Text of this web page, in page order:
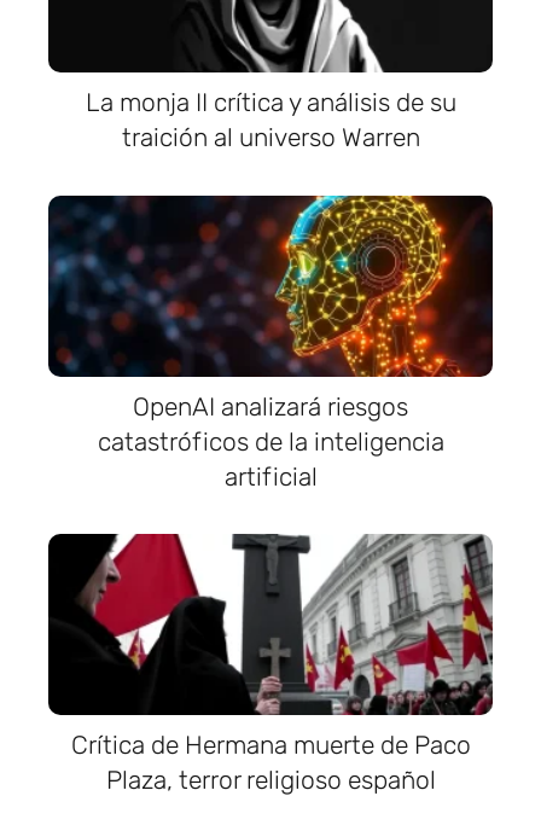
La monja II crítica y análisis de su
traición al universo Warren
OpenAI analizará riesgos
catastróficos de la inteligencia
artificial
Crítica de Hermana muerte de Paco
Plaza, terror religioso español